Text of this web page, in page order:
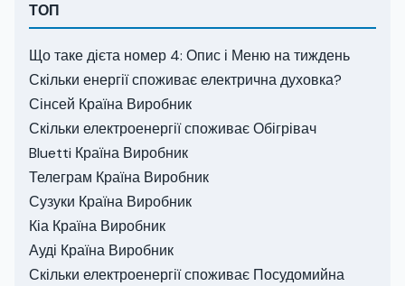
ТОП
Що таке дієта номер 4: Опис і Меню на тиждень
Скільки енергії споживає електрична духовка?
Сінсей Країна Виробник
Скільки електроенергії споживає Обігрівач
Bluetti Країна Виробник
Телеграм Країна Виробник
Сузуки Країна Виробник
Кіа Країна Виробник
Ауді Країна Виробник
Скільки електроенергії споживає Посудомийна